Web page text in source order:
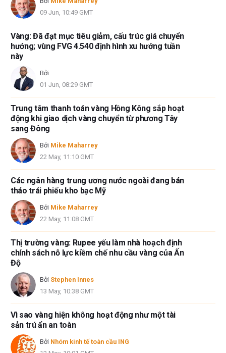
09 Jun, 10:49 GMT
Vàng: Đã đạt mục tiêu giảm, cấu trúc giá chuyển
hướng; vùng FVG 4.540 định hình xu hướng tuần
này
Bởi
01 Jun, 08:29 GMT
Trung tâm thanh toán vàng Hồng Kông sắp hoạt
động khi giao dịch vàng chuyển từ phương Tây
sang Đông
Bởi Mike Maharrey
22 May, 11:10 GMT
Các ngân hàng trung ương nước ngoài đang bán
tháo trái phiếu kho bạc Mỹ
Bởi Mike Maharrey
22 May, 11:08 GMT
Thị trường vàng: Rupee yếu làm nhà hoạch định
chính sách nỗ lực kiềm chế nhu cầu vàng của Ấn
Độ
Bởi Stephen Innes
13 May, 10:38 GMT
Vì sao vàng hiện không hoạt động như một tài
sản trú ẩn an toàn
Bởi Nhóm kinh tế toàn cầu ING